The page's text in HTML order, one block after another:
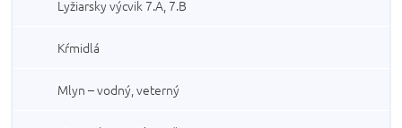
Lyžiarsky výcvik 7.A, 7.B
Kŕmidlá
Mlyn – vodný, veterný